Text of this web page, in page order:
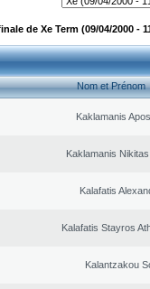
de Xe Term (09/04/2000 -
Nom et Prénom
Kaklamanis
Kaklamanis
Kalafatis
Kalafatis Stayros
Kalantzakou